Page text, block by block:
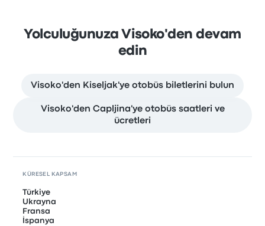
Yolculuğunuza Visoko'den devam
edin
Visoko'den Kiseljak'ye otobüs biletlerini bulun
Visoko'den Capljina'ye otobüs saatleri ve
ücretleri
KÜRESEL KAPSAM
Türkiye
Ukrayna
Fransa
İspanya